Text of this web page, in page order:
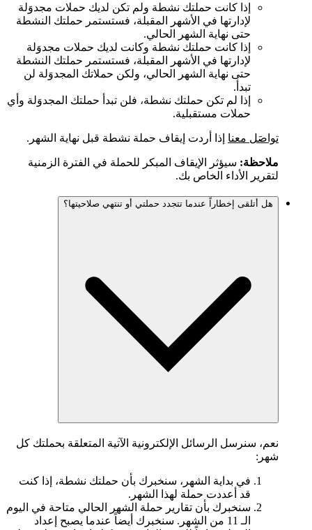
إذا كانت حملتك نشطة ولم تكن لديك حملات مجدوَلة
لإدارتها في الأشهر المقبلة، فستستمر حملتك النشطة
حتى نهاية الشهر الحالي.
إذا كانت حملتك نشطة وكانت لديك حملات مجدوَلة
لإدارتها في الأشهر المقبلة، فستستمر حملتك النشطة
حتى نهاية الشهر الحالي، ولكن حملاتك المجدوَلة لن
تبدأ.
إذا لم تكن حملتك نشطة، فلن تبدأ حملتك المجدوَلة وأي
حملات مستقبلية.
تواصَل معنا إذا أردت إيقاف حملة نشطة قبل نهاية الشهر.
ملاحظة: سيؤثر الإيقاف المبكر للحملة في الفترة الزمنية
لتقرير الأداء الخاص بك.
هل أتلقى إخطاراً عندما تتجدد حملتي أو تنتهي صلاحيتها؟
نعم، سنرسل الرسائل الإلكترونية الآتية المتعلقة بحملتك كل
شهر:
في بداية الشهر، سنخبرك بأن حملتك نشطة، إذا كنت
قد أعددت حملة لهذا الشهر.
سنخبرك بأن تقارير حملة الشهر الحالي متاحة في اليوم
الـ 11 من الشهر. سنخبرك أيضاً عندما يصبح إعداد